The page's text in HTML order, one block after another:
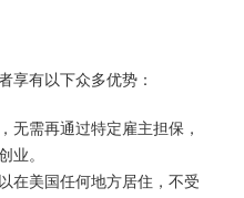
享有以下众多优势：
无需再通过特定雇主担保，
业。
在美国任何地方居住，不受